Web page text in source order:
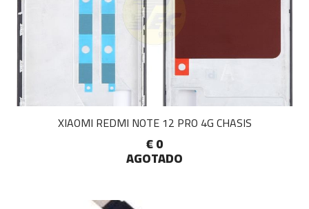
XIAOMI REDMI NOTE 12 PRO 4G CHASIS
€ 0
AGOTADO